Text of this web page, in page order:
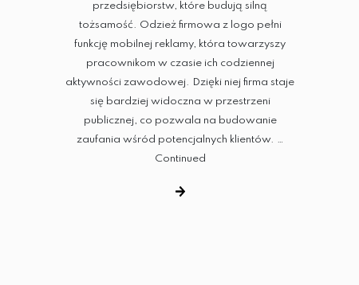
przedsiębiorstw, które budują silną
tożsamość. Odzież firmowa z logo pełni
funkcję mobilnej reklamy, która towarzyszy
pracownikom w czasie ich codziennej
aktywności zawodowej. Dzięki niej firma staje
się bardziej widoczna w przestrzeni
publicznej, co pozwala na budowanie
zaufania wśród potencjalnych klientów. …
Continued